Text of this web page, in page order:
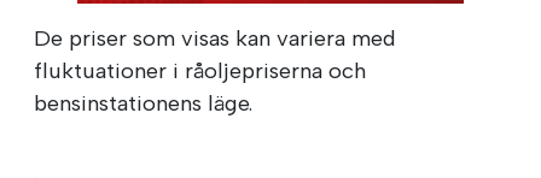
De priser som visas kan variera med
fluktuationer i råoljepriserna och
bensinstationens läge.